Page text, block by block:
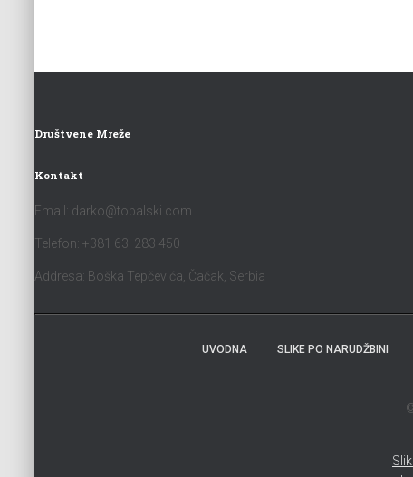
Društvene Mreže
Kontakt
Email: darko@topalski.com
Telefon: +381 63 283 450
Addresa: Boška Tepčevića, Čačak, Serbia
UVODNA SLIKE PO NARUDŽBINI